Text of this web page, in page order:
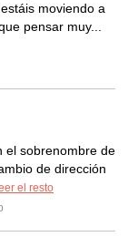
moviendo a
pensar muy...
el sobrenombre de
de dirección
el resto